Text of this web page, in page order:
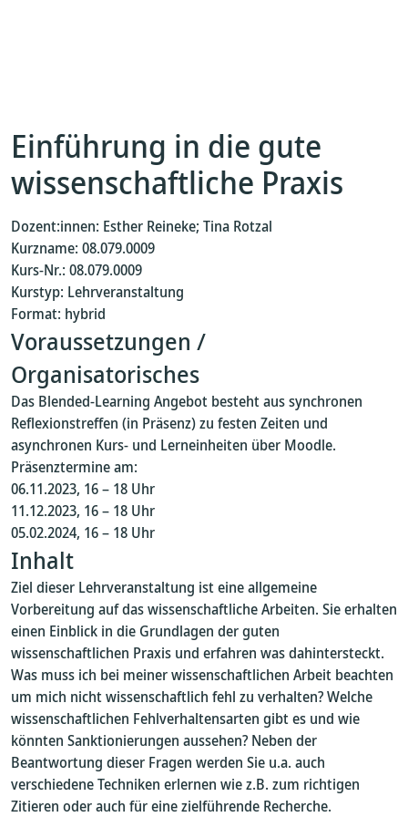
Einführung in die gute
wissenschaftliche Praxis
Dozent:innen: Esther Reineke; Tina Rotzal
Kurzname: 08.079.0009
Kurs-Nr.: 08.079.0009
Kurstyp: Lehrveranstaltung
Format: hybrid
Voraussetzungen /
Organisatorisches
Das Blended-Learning Angebot besteht aus synchronen
Reflexionstreffen (in Präsenz) zu festen Zeiten und
asynchronen Kurs- und Lerneinheiten über Moodle.
Präsenztermine am:
06.11.2023, 16 – 18 Uhr
11.12.2023, 16 – 18 Uhr
05.02.2024, 16 – 18 Uhr
Inhalt
Ziel dieser Lehrveranstaltung ist eine allgemeine
Vorbereitung auf das wissenschaftliche Arbeiten. Sie erhalten
einen Einblick in die Grundlagen der guten
wissenschaftlichen Praxis und erfahren was dahintersteckt.
Was muss ich bei meiner wissenschaftlichen Arbeit beachten
um mich nicht wissenschaftlich fehl zu verhalten? Welche
wissenschaftlichen Fehlverhaltensarten gibt es und wie
könnten Sanktionierungen aussehen? Neben der
Beantwortung dieser Fragen werden Sie u.a. auch
verschiedene Techniken erlernen wie z.B. zum richtigen
Zitieren oder auch für eine zielführende Recherche.